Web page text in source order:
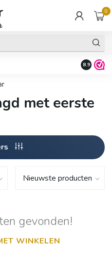
0
Fysieke
8.9
met eerste
gevonden!
WINKELEN